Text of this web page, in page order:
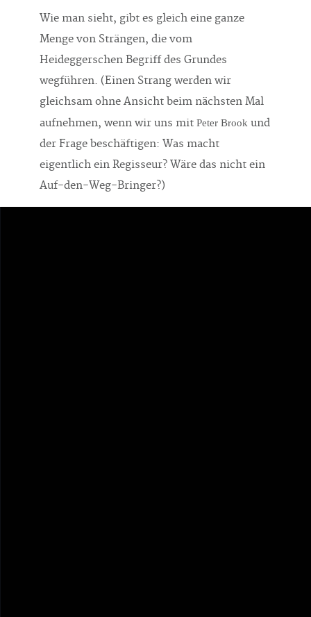
Wie man sieht, gibt es gleich eine ganze
Menge von Strängen, die vom
Heideggerschen Begriff des Grundes
wegführen. (Einen Strang werden wir
gleichsam ohne Ansicht beim nächsten Mal
aufnehmen, wenn wir uns mitPeter Brook und
der Frage beschäftigen: Was macht
eigentlich ein Regisseur? Wäre das nicht ein
Auf-den-Weg-Bringer?)